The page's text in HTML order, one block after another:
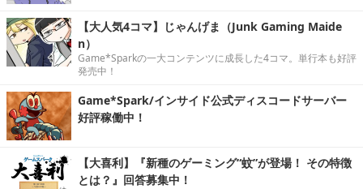
【大人気4コマ】じゃんげま（Junk Gaming Maide
n）
Game*Sparkの一大コンテンツに成長した4コマ。単行本も好評
発売中！
Game*Spark/インサイド公式ディスコードサーバー
好評稼働中！
【大喜利】『新種のゲーミング“蚊”が登場！ その特徴
とは？』回答募集中！